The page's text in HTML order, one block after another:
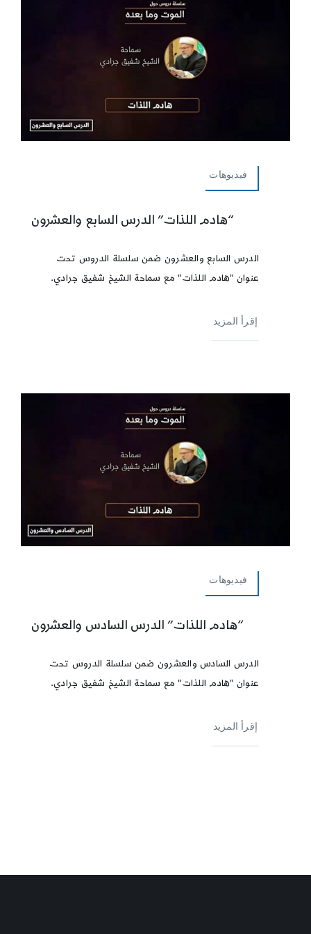
فيديوهات
“هادم اللذات” الدرس السابع والعشرون
الدرس السابع والعشرون ضمن سلسلة الدروس تحت
عنوان "هادم اللذات" مع سماحة الشيخ شفيق جرادي.
إقرأ المزيد
فيديوهات
“هادم اللذات” الدرس السادس والعشرون
الدرس السادس والعشرون ضمن سلسلة الدروس تحت
عنوان "هادم اللذات" مع سماحة الشيخ شفيق جرادي.
إقرأ المزيد